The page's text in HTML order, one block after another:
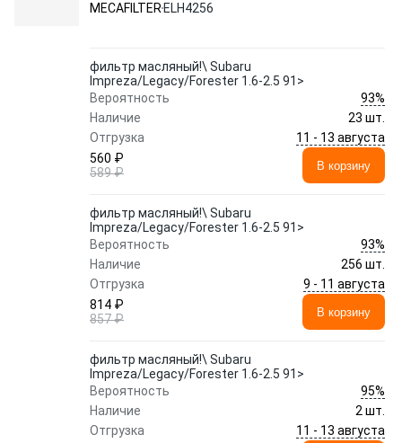
MECAFILTER ELH4256
фильтр масляный!\ Subaru
Impreza/Legacy/Forester 1.6-2.5 91>
Вероятность
93%
Наличие
23 шт.
Отгрузка
11 - 13 августа
560 ₽
589 ₽
В корзину
фильтр масляный!\ Subaru
Impreza/Legacy/Forester 1.6-2.5 91>
Вероятность
93%
Наличие
256 шт.
Отгрузка
9 - 11 августа
814 ₽
857 ₽
В корзину
фильтр масляный!\ Subaru
Impreza/Legacy/Forester 1.6-2.5 91>
Вероятность
95%
Наличие
2 шт.
Отгрузка
11 - 13 августа